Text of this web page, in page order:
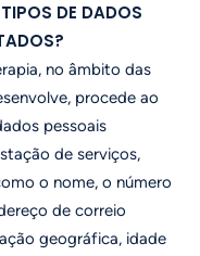
DE DADOS
no âmbito das
procede ao
pessoais
de serviços,
o nome, o número
de correio
geográfica, idade